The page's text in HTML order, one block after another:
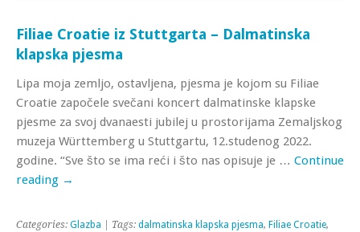
Filiae Croatie iz Stuttgarta – Dalmatinska
klapska pjesma
Lipa moja zemljo, ostavljena, pjesma je kojom su Filiae
Croatie započele svečani koncert dalmatinske klapske
pjesme za svoj dvanaesti jubilej u prostorijama Zemaljskog
muzeja Württemberg u Stuttgartu, 12.studenog 2022.
godine. “Sve što se ima reći i što nas opisuje je … Continue
reading →
Categories: Glazba | Tags: dalmatinska klapska pjesma, Filiae Croatie,